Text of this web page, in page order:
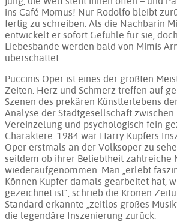
ins Café Momus! Nur Rodolfo bleibt
fertig zu schreiben. Als die Nachbarin
entwickelt er sofort Gefühle für sie,
Liebesbande werden bald von Mimìs
überschattet.
Puccinis Oper ist eines der größten
Zeiten. Herz und Schmerz treffen auf
Szenen des prekären Künstlerlebens
Analyse der Stadtgesellschaft
Vereinzelung und psychologisch fein
Charaktere. 1984 war Harry Kupfers
Oper erstmals an der Volksoper zu
seitdem ob ihrer Beliebtheit zahlreiche
wiederaufgenommen. Man „erlebt
Können Kupfer damals gearbeitet hat,
gezeichnet ist“, schrieb die Kronen
Standard erkannte „zeitlos großes
die legendäre Inszenierung zurück.